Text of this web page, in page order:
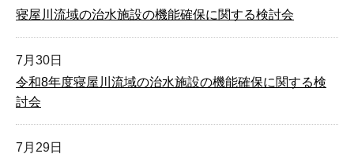
寝屋川流域の治水施設の機能確保に関する検討会
7月30日
令和8年度寝屋川流域の治水施設の機能確保に関する検
討会
7月29日